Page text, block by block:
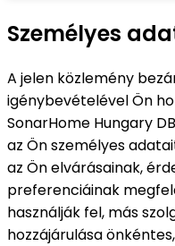
Személyes
A jelen közlemény
igénybevételével Ön
SonarHome Hungary
az Ön személyes
az Ön elvárásainak,
preferenciáinak
használják fel, más
hozzájárulása